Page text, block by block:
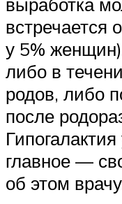
встречается
у 5%
либо в
родов, либо
после
главное —
об этом